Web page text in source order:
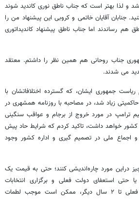
و لذا بهتر است که جناب ناطق نوری کاندید شوند
جنابان آقایان خاتمی و کروبی این پیشنهاد من را
هم رساندند اما جناب ناطق پیشنهاد کاندیداتوری
جناب روحانی هم همین نظر را داشتم. معتقد
می شدند.
جمهوری ایشان، که گسترده اختلافاتشان با
زیاد شد، در مصاحبه با روزنامه همشهری در
تصمیم ترامپ در مورد خروج از برجام و عواقب سنگینی
کشور خواهد داشت، تاکید کردم که شرایط حاد پیش
اجماع ملی در تصمیم گیری و اداره کشور وجود
دراین مورد چاره‌اندیشی کنند؛ حتی به قیمت یک
حتی استعفای دولت فعلی و برگزاری انتخابات
زودرس، زیرا استمرار وضع فعلی تا ۲ سال دیگر، ممکن است موجب لطمات